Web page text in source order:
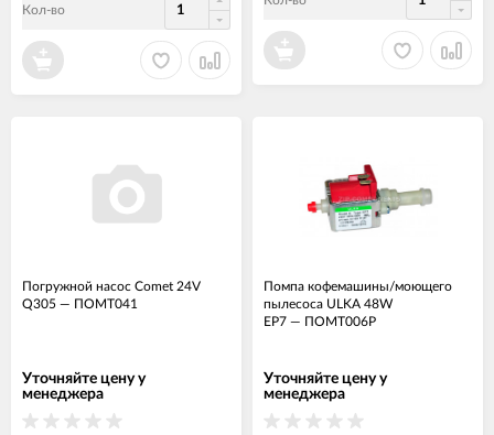
Кол-во
Погружной насос Comet 24V
Q305 — ПОМТ041
Уточняйте цену у
менеджера
Помпа кофемашины/моющего
пылесоса ULKA 48W
EP7 — ПОМТ006Р
Уточняйте цену у
менеджера